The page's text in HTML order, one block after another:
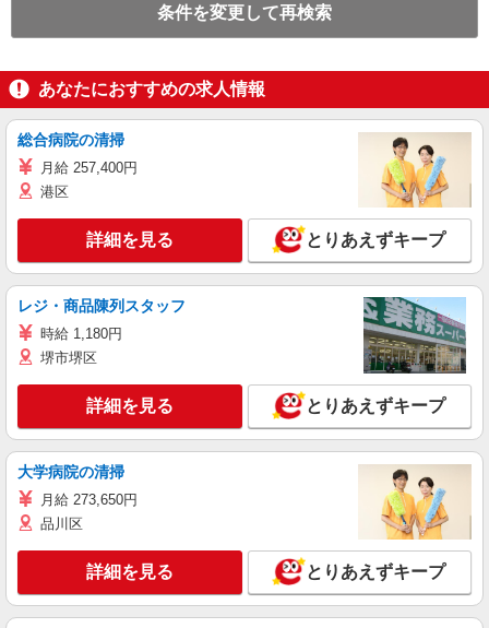
条件を変更して再検索
あなたにおすすめの求人情報
総合病院の清掃
月給 257,400円
港区
詳細を見る とりあえずキープ
レジ・商品陳列スタッフ
時給 1,180円
堺市堺区
詳細を見る とりあえずキープ
大学病院の清掃
月給 273,650円
品川区
詳細を見る とりあえずキープ